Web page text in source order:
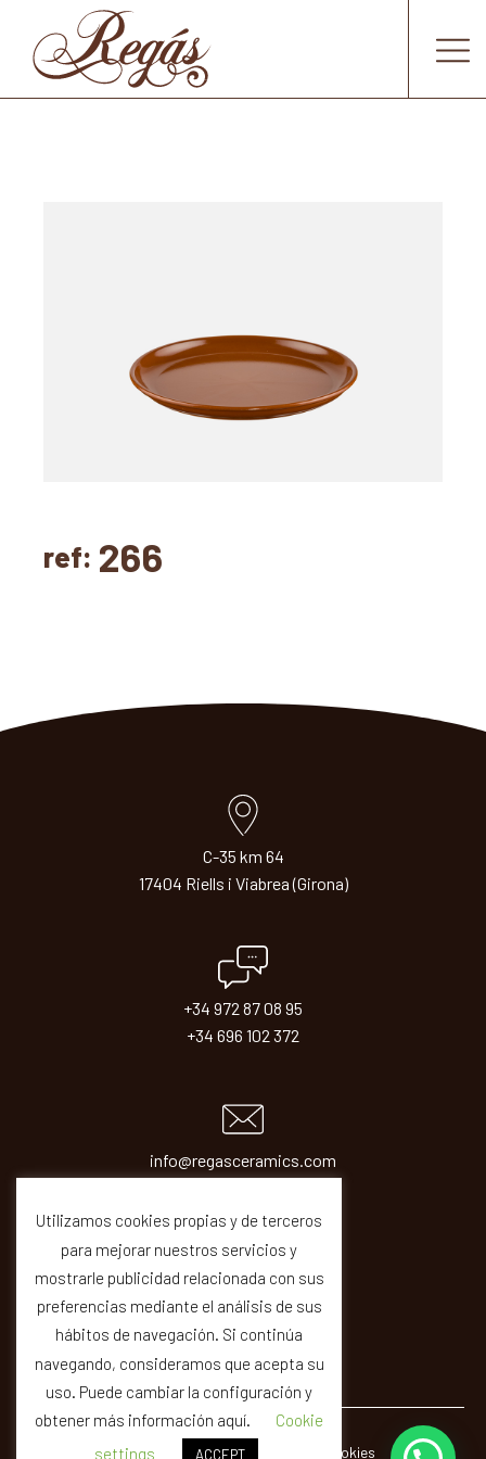
ref: 266
C-35 km 64
17404 Riells i Viabrea (Girona)
+34 972 87 08 95
+34 696 102 372
info@regasceramics.com
© REGAS · Legal Privacity Cookies Quality
Utilizamos cookies propias y de terceros
para mejorar nuestros servicios y
mostrarle publicidad relacionada con sus
preferencias mediante el análisis de sus
hábitos de navegación. Si continúa
navegando, consideramos que acepta su
uso. Puede cambiar la configuración y
obtener más información aquí.
Cookie
settings
ACCEPT